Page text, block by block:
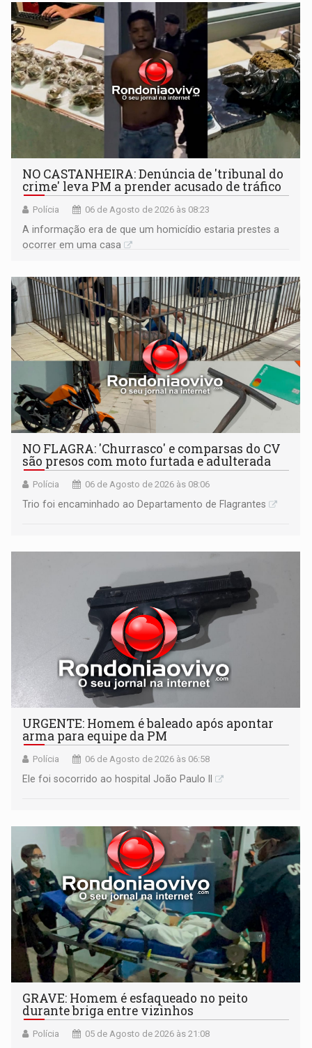
NO CASTANHEIRA: ​Denúncia de 'tribunal do
crime' leva PM a prender acusado de tráfico
Polícia 06 de Agosto de 2026 às 08:23
A informação era de que um homicídio estaria prestes a
ocorrer em uma casa
NO FLAGRA: 'Churrasco' e comparsas do CV
são presos com moto furtada e adulterada
Polícia 06 de Agosto de 2026 às 08:06
Trio foi encaminhado ao Departamento de Flagrantes
URGENTE: Homem é baleado após apontar
arma para equipe da PM
Polícia 06 de Agosto de 2026 às 06:58
Ele foi socorrido ao hospital João Paulo II
GRAVE: Homem é esfaqueado no peito
durante briga entre vizinhos
Polícia 05 de Agosto de 2026 às 21:08